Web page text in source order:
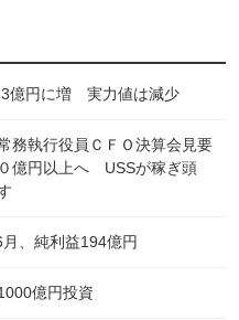
億円に増 実力値は減少
務執行役員ＣＦＯ決算会見要
億円以上へ USSが稼ぎ頭
、純利益194億円
億円投資